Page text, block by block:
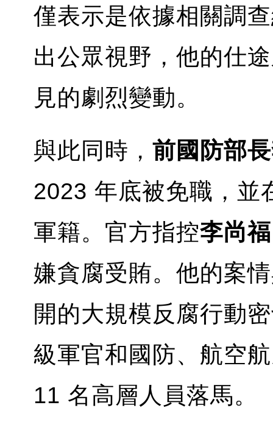
僅表示是依據相關調
出公眾視野，他的仕
見的劇烈變動。
與此同時， 前國防部
2023 年底被免職，並
軍籍。官方指控李尚福
嫌貪腐受賄。他的案
開的大規模反腐行動
級軍官和國防、航空
11 名高層人員落馬。